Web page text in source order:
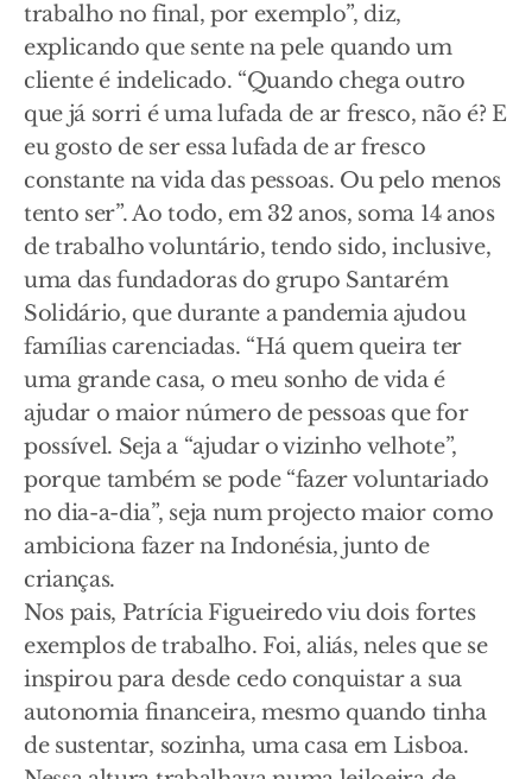
trabalho no final, por exemplo”, diz,
explicando que sente na pele quando um
cliente é indelicado. “Quando chega outro
que já sorri é uma lufada de ar fresco, não é? E
eu gosto de ser essa lufada de ar fresco
constante na vida das pessoas. Ou pelo menos
tento ser”. Ao todo, em 32 anos, soma 14 anos
de trabalho voluntário, tendo sido, inclusive,
uma das fundadoras do grupo Santarém
Solidário, que durante a pandemia ajudou
famílias carenciadas. “Há quem queira ter
uma grande casa, o meu sonho de vida é
ajudar o maior número de pessoas que for
possível. Seja a “ajudar o vizinho velhote”,
porque também se pode “fazer voluntariado
no dia-a-dia”, seja num projecto maior como
ambiciona fazer na Indonésia, junto de
crianças.
Nos pais, Patrícia Figueiredo viu dois fortes
exemplos de trabalho. Foi, aliás, neles que se
inspirou para desde cedo conquistar a sua
autonomia financeira, mesmo quando tinha
de sustentar, sozinha, uma casa em Lisboa.